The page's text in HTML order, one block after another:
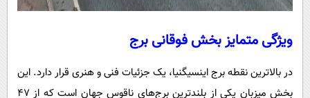
ویژگی متمایز بخش فوقانی برج
در بالاترین نقطه برج اینسیگنیا، یک جزئیات فنی و هنری قرار دارد. این
بخش میزبان یکی از بلندترین برج‌های ناقوس جهان است که از ۴۷